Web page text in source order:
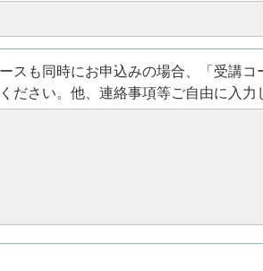
スも同時にお申込みの場合、「受講
ださい。他、連絡事項等ご自由に入力